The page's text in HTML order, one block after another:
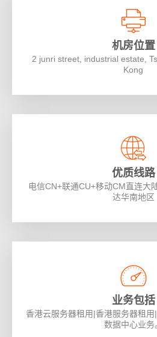
机房位置
2 junri street, industrial estate,
Kong
优质线路
电信CN+联通CU+移动CM直连大
达华南地区
业务包括
香港云服务器租用|香港服务器租
数据中心业务